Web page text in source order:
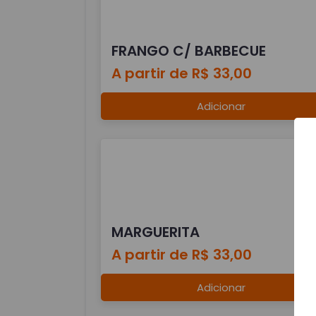
FRANGO C/ BARBECUE
A partir de R$ 33,00
Adicionar
MARGUERITA
A partir de R$ 33,00
Adicionar